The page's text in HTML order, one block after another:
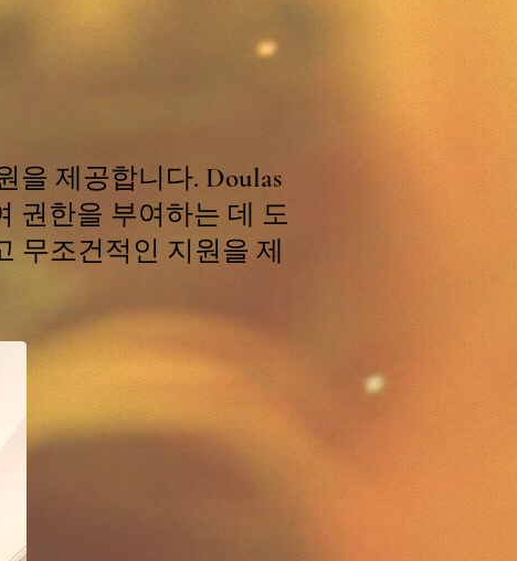
을 제공합니다. Doulas
권한을 부여하는 데 도
무조건적인 지원을 제